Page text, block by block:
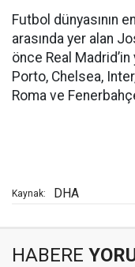
Futbol dünyasının
arasında yer alan
önce Real Madrid’in
Porto, Chelsea,
Roma ve
Kaynak: DHA
HABERE